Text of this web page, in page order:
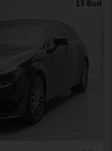
13 Bud